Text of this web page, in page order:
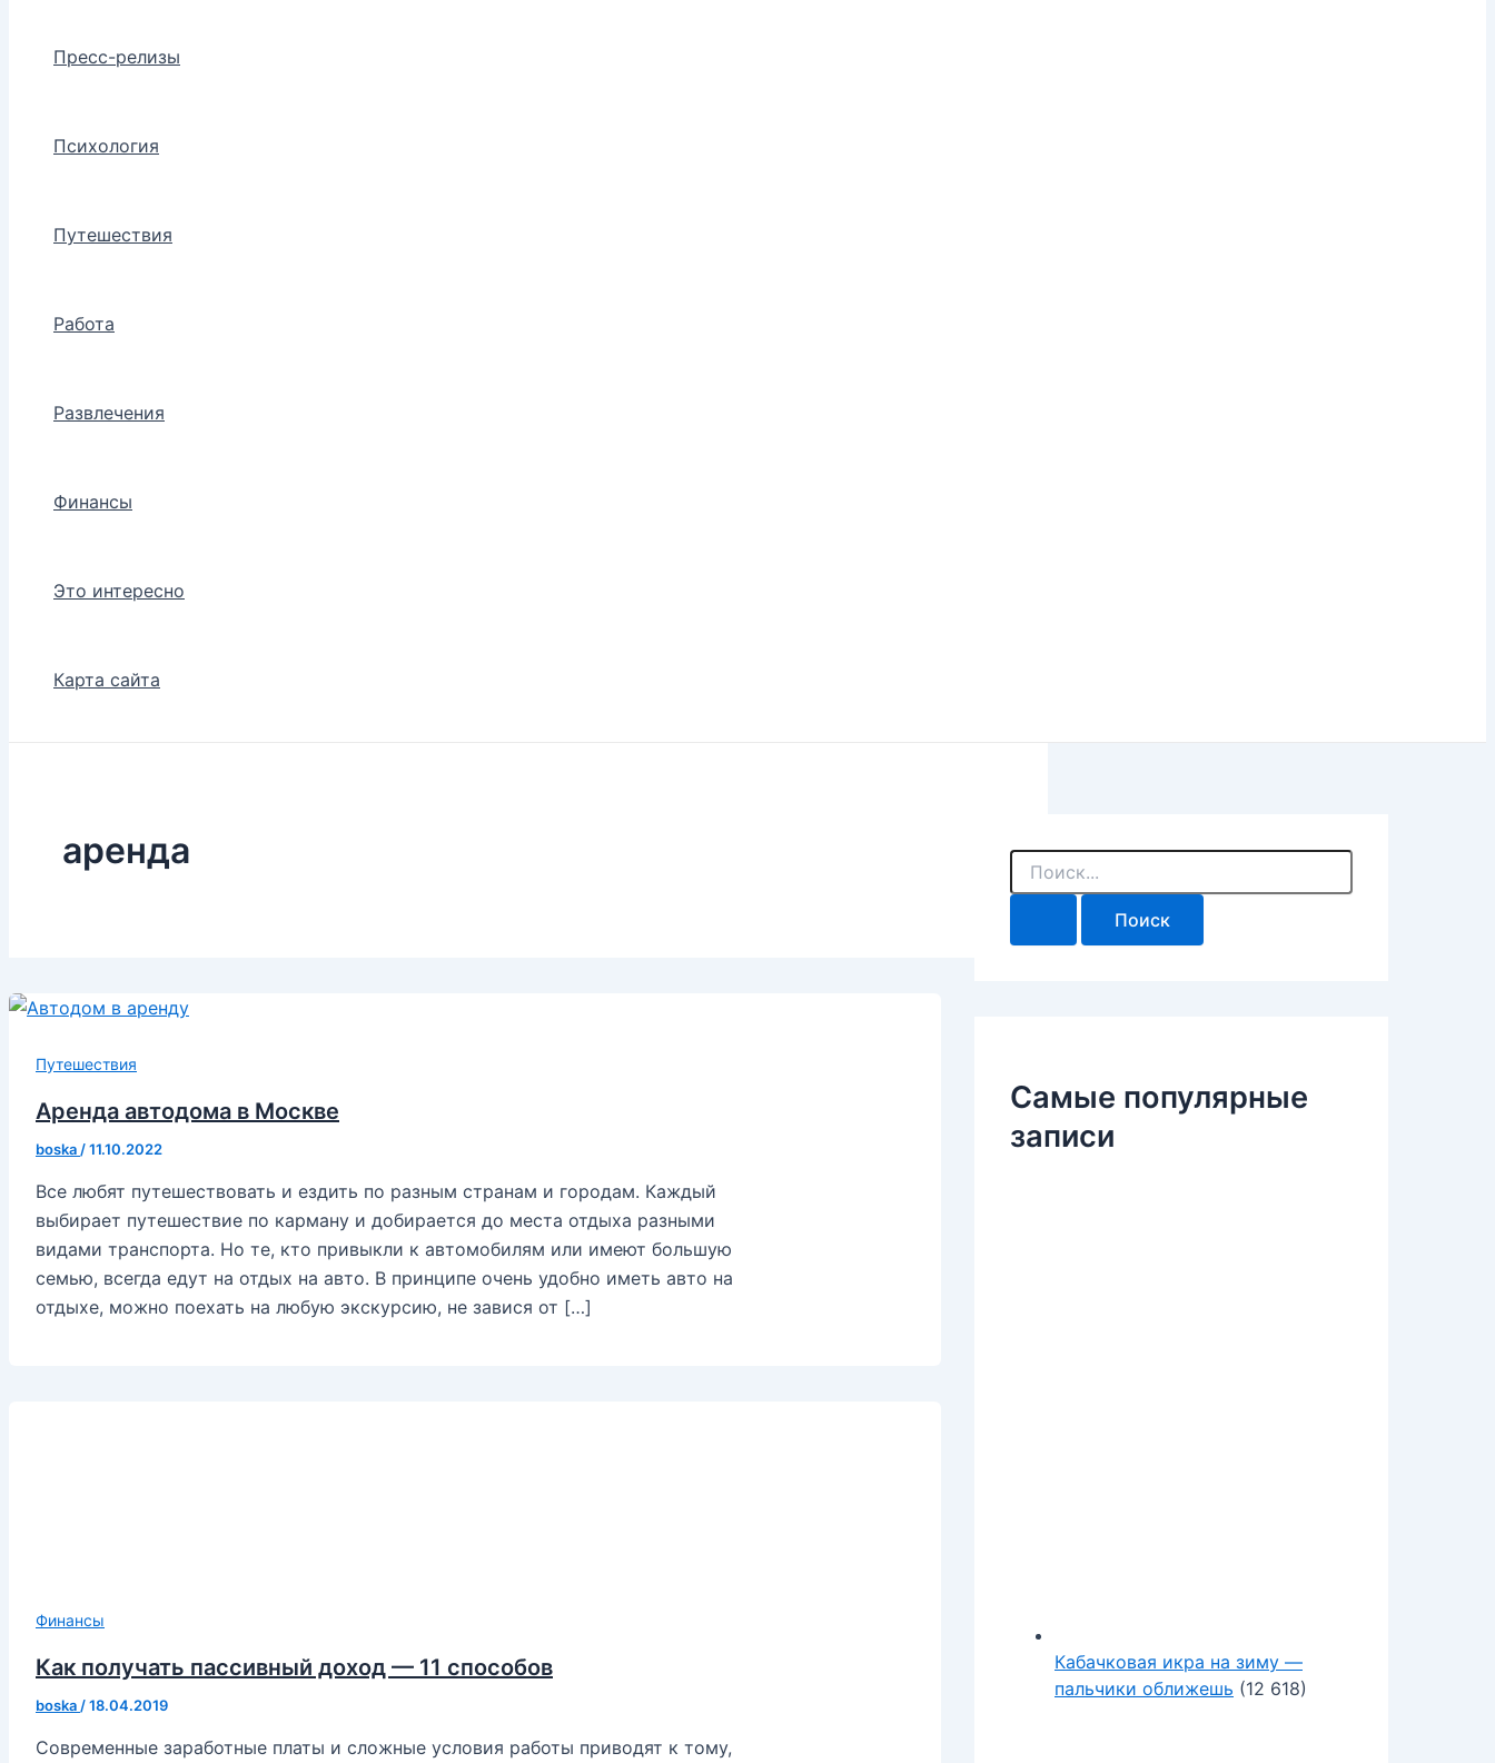
Пресс-релизы
Психология
Путешествия
Работа
Развлечения
Финансы
Это интересно
Карта сайта
аренда
Путешествия
Аренда автодома в Москве
boska /11.10.2022
Все любят путешествовать и ездить по разным странам и городам. Каждый
выбирает путешествие по карману и добирается до места отдыха разными
видами транспорта. Но те, кто привыкли к автомобилям или имеют большую
семью, всегда едут на отдых на авто. В принципе очень удобно иметь авто на
отдыхе, можно поехать на любую экскурсию, не завися от […]
Финансы
Как получать пассивный доход — 11 способов
boska /18.04.2019
Современные заработные платы и сложные условия работы приводят к тому,
П
и
к
Самые популярные
записи
Кабачковая икра на зиму —
пальчики оближешь (12 618)